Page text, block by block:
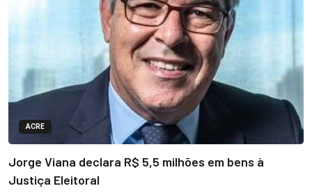
ACRE
Jorge Viana declara R$ 5,5 milhões em bens à
Justiça Eleitoral